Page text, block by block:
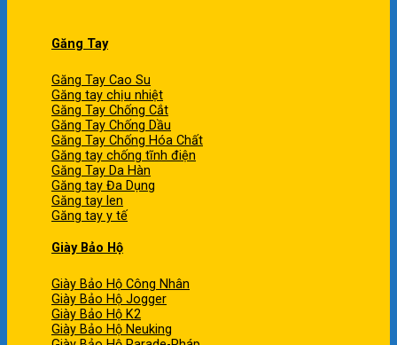
Găng Tay
Găng Tay Cao Su
Găng tay chịu nhiệt
Găng Tay Chống Cắt
Găng Tay Chống Dầu
Găng Tay Chống Hóa Chất
Găng tay chống tĩnh điện
Găng Tay Da Hàn
Găng tay Đa Dụng
Găng tay len
Găng tay y tế
Giày Bảo Hộ
Giày Bảo Hộ Công Nhân
Giày Bảo Hộ Jogger
Giày Bảo Hộ K2
Giày Bảo Hộ Neuking